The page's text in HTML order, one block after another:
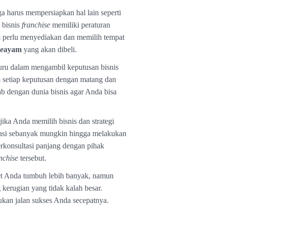
harus mempersiapkan hal lain seperti
bisnis franchise memiliki peraturan
menyediakan dan memilih tempat
ayam yang akan dibeli.
dalam mengambil keputusan bisnis
keputusan dengan matang dan
dengan dunia bisnis agar Anda bisa
Anda memilih bisnis dan strategi
sebanyak mungkin hingga melakukan
panjang dengan pihak
tersebut.
Anda tumbuh lebih banyak, namun
yang tidak kalah besar.
jalan sukses Anda secepatnya.